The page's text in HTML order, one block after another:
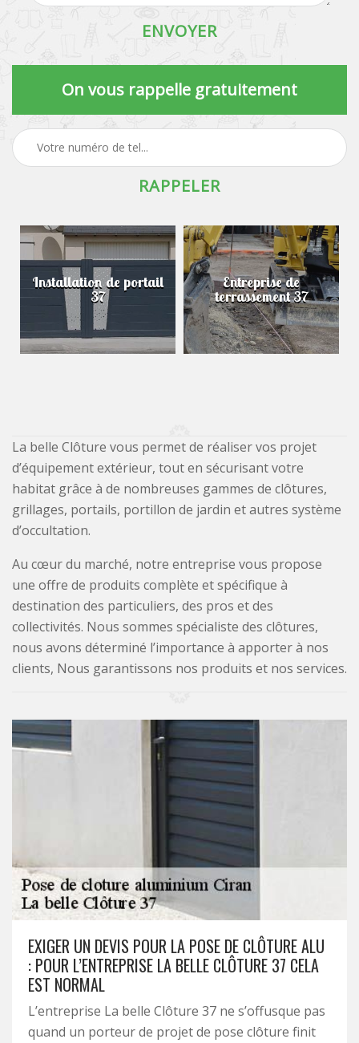
On vous rappelle gratuitement
Installation de portail
37
Entreprise de
terrassement 37
La belle Clôture vous permet de réaliser vos projet
d’équipement extérieur, tout en sécurisant votre
habitat grâce à de nombreuses gammes de clôtures,
grillages, portails, portillon de jardin et autres système
d’occultation.
Au cœur du marché, notre entreprise vous propose
une offre de produits complète et spécifique à
destination des particuliers, des pros et des
collectivités. Nous sommes spécialiste des clôtures,
nous avons déterminé l’importance à apporter à nos
clients, Nous garantissons nos produits et nos services.
EXIGER UN DEVIS POUR LA POSE DE CLÔTURE ALU
: POUR L’ENTREPRISE LA BELLE CLÔTURE 37 CELA
EST NORMAL
L’entreprise La belle Clôture 37 ne s’offusque pas
quand un porteur de projet de pose clôture finit